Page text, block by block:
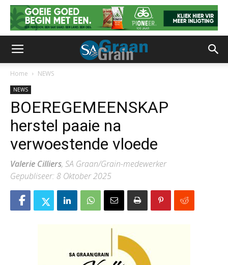
Home NEWS
NEWS
BOEREGEMEENSKAP
herstel paaie na
verwoestende vloede
Valerie Cilliers, SA Graan/Grain-medewerker
Gepubliseer: 8 Oktober 2025